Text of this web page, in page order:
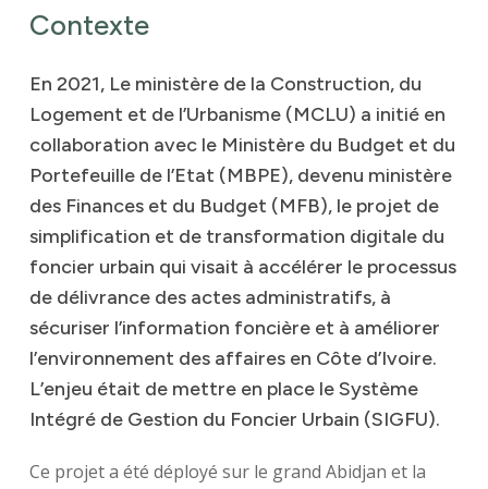
Contexte
En 2021, Le ministère de la Construction, du
Logement et de l’Urbanisme (MCLU) a initié en
collaboration avec le Ministère du Budget et du
Portefeuille de l’Etat (MBPE), devenu ministère
des Finances et du Budget (MFB), le projet de
simplification et de transformation digitale du
foncier urbain qui visait à accélérer le processus
de délivrance des actes administratifs, à
sécuriser l’information foncière et à améliorer
l’environnement des affaires en Côte d’Ivoire.
L’enjeu était de mettre en place leSystème
Intégré de Gestion du Foncier Urbain (SIGFU).
Ce projet a été déployé sur le grand Abidjan et la